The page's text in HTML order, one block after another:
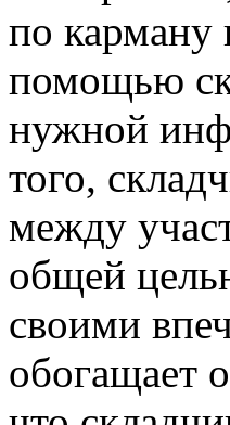
по карману
помощью
нужной
того,
между
общей
своими
обогащает